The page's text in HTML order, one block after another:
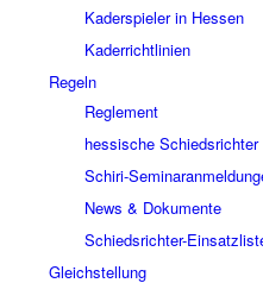
Kaderspieler in Hessen
Kaderrichtlinien
Regeln
Reglement
hessische Schiedsrichter
Schiri-
News & Dokumente
Schiedsrichter-
Gleichstellung